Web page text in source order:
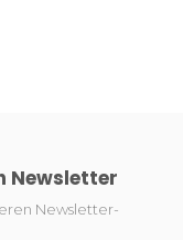
Newsletter
Newsletter-